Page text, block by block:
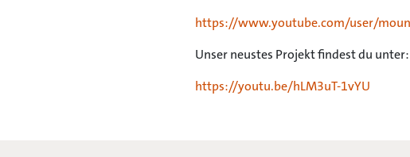
https://www.youtube.com/user/
Unser neustes Projekt findest du unter:
https://youtu.be/hLM3uT-1vYU